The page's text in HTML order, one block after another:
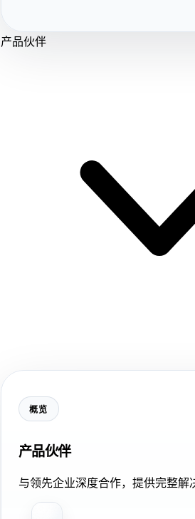
产品伙伴
概览
产品伙伴
与领先企业深度合作，提供完整解